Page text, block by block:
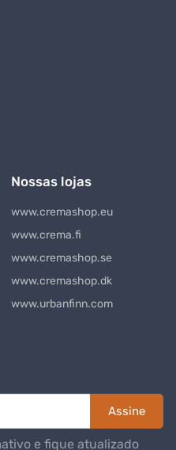
Nossas lojas
www.cremashop.eu
www.crema.fi
www.cremashop.se
www.cremashop.dk
www.urbanfinn.com
Assine
e fique atualizado